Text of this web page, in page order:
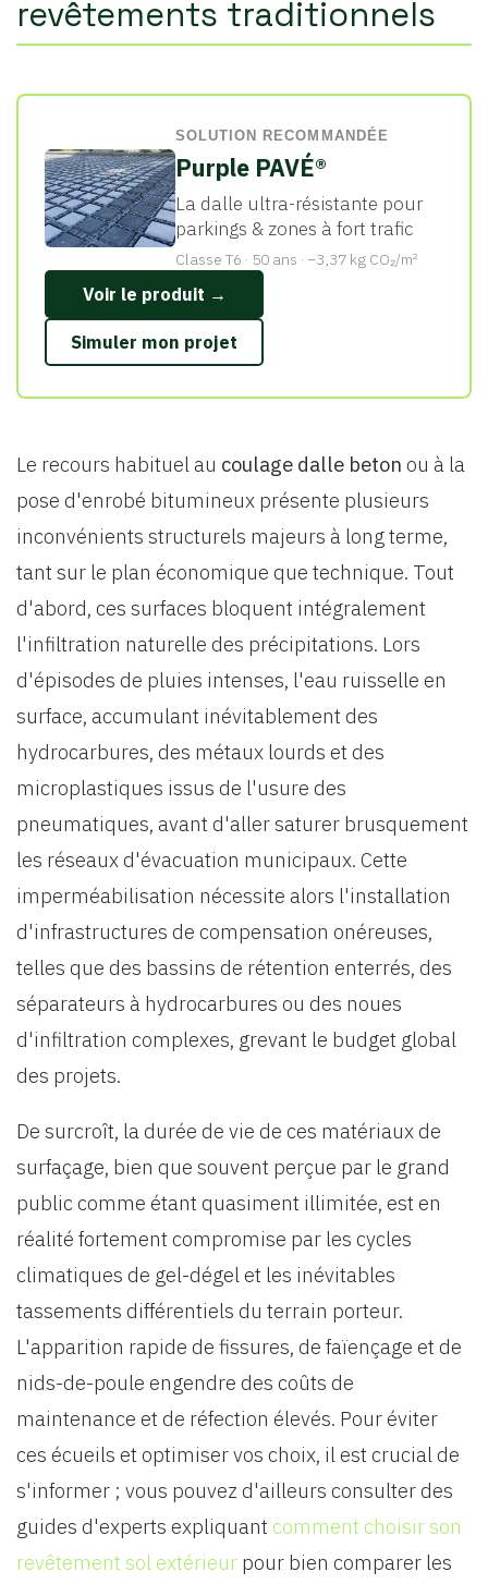
revêtements traditionnels
SOLUTION RECOMMANDÉE
Purple PAVÉ®
La dalle ultra-résistante pour
parkings & zones à fort trafic
Classe T6 · 50 ans · −3,37 kg CO₂/m²
Voir le produit →
Simuler mon projet
Le recours habituel au coulage dalle beton ou à la
pose d'enrobé bitumineux présente plusieurs
inconvénients structurels majeurs à long terme,
tant sur le plan économique que technique. Tout
d'abord, ces surfaces bloquent intégralement
l'infiltration naturelle des précipitations. Lors
d'épisodes de pluies intenses, l'eau ruisselle en
surface, accumulant inévitablement des
hydrocarbures, des métaux lourds et des
microplastiques issus de l'usure des
pneumatiques, avant d'aller saturer brusquement
les réseaux d'évacuation municipaux. Cette
imperméabilisation nécessite alors l'installation
d'infrastructures de compensation onéreuses,
telles que des bassins de rétention enterrés, des
séparateurs à hydrocarbures ou des noues
d'infiltration complexes, grevant le budget global
des projets.
De surcroît, la durée de vie de ces matériaux de
surfaçage, bien que souvent perçue par le grand
public comme étant quasiment illimitée, est en
réalité fortement compromise par les cycles
climatiques de gel-dégel et les inévitables
tassements différentiels du terrain porteur.
L'apparition rapide de fissures, de faïençage et de
nids-de-poule engendre des coûts de
maintenance et de réfection élevés. Pour éviter
ces écueils et optimiser vos choix, il est crucial de
s'informer ; vous pouvez d'ailleurs consulter des
guides d'experts expliquant comment choisir son
revêtement sol extérieur pour bien comparer les